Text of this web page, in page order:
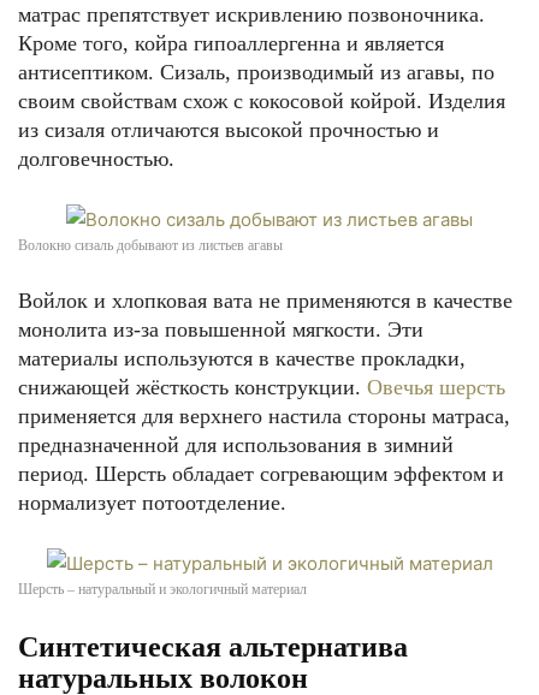
матрас препятствует искривлению позвоночника.
Кроме того, койра гипоаллергенна и является
антисептиком. Сизаль, производимый из агавы, по
своим свойствам схож с кокосовой койрой. Изделия
из сизаля отличаются высокой прочностью и
долговечностью.
Волокно сизаль добывают из листьев агавы
Войлок и хлопковая вата не применяются в качестве
монолита из-за повышенной мягкости. Эти
материалы используются в качестве прокладки,
снижающей жёсткость конструкции. Овечья шерсть
применяется для верхнего настила стороны матраса,
предназначенной для использования в зимний
период. Шерсть обладает согревающим эффектом и
нормализует потоотделение.
Шерсть – натуральный и экологичный материал
Синтетическая альтернатива
натуральных волокон